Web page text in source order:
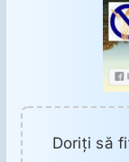
Antropologie
Doriţi să